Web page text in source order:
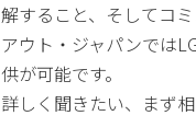
解すること、そしてコ
アウト・ジャパンでは
供が可能です。
詳しく聞きたい、まず